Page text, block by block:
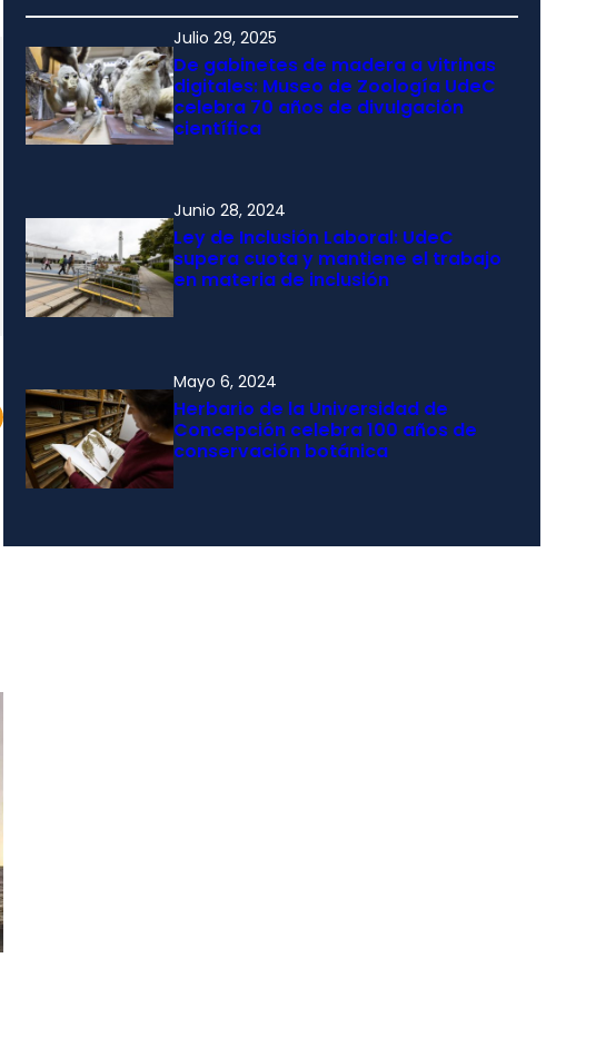
Julio 29, 2025
De gabinetes de madera a vitrinas
digitales: Museo de Zoología UdeC
celebra 70 años de divulgación
científica
Junio 28, 2024
Ley de Inclusión Laboral: UdeC
supera cuota y mantiene el trabajo
en materia de inclusión
Mayo 6, 2024
Herbario de la Universidad de
Concepción celebra 100 años de
conservación botánica